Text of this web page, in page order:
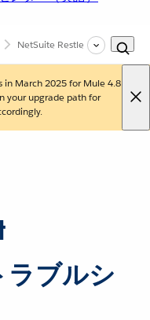
NetSuite Restlet Connector の
in March 2025 for Mule 4.8
your upgrade path for
ブルシ